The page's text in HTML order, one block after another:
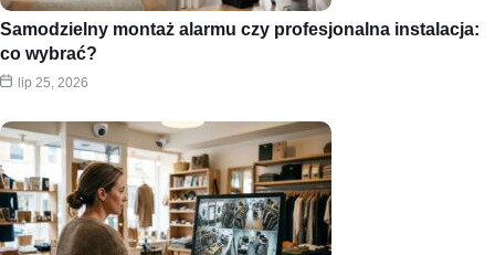
Samodzielny montaż alarmu czy profesjonalna instalacja:
co wybrać?
lip 25, 2026